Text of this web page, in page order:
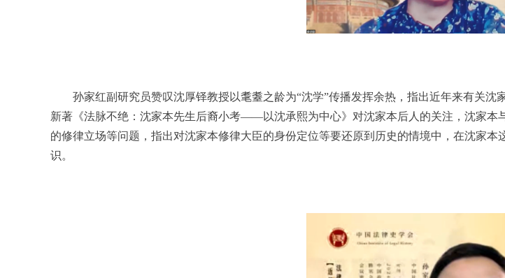
孙家红副研究员赞叹沈厚铎教授以耄耋之龄为“沈学”传播发挥余热，指出近年来有关
新著《法脉不绝：沈家本先生后裔小考——以沈承熙为中心》对沈家本后人的关注，沈家本
的修律立场等问题，指出对沈家本修律大臣的身份定位等要还原到历史的情境中，在沈家
识。